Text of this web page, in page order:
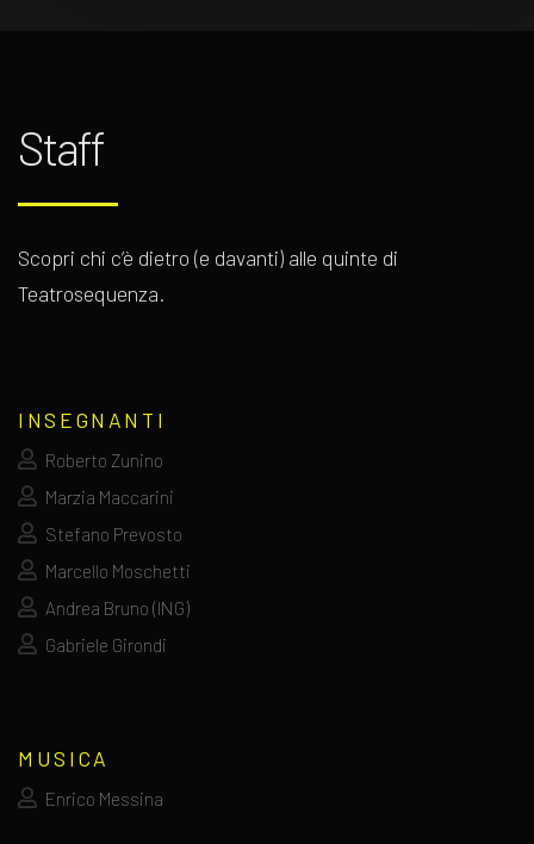
Staff
Scopri chi c’è dietro (e davanti) alle quinte di
Teatrosequenza.
INSEGNANTI
Roberto Zunino
Marzia Maccarini
Stefano Prevosto
Marcello Moschetti
Andrea Bruno (ING)
Gabriele Girondi
MUSICA
Enrico Messina